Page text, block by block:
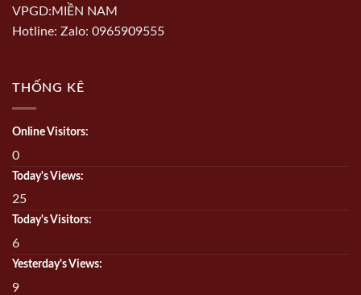
VPGD:MIỀN NAM
Hotline: Zalo: 0965909555
THỐNG KÊ
Online Visitors:
0
Today's Views:
25
Today's Visitors:
6
Yesterday's Views:
9